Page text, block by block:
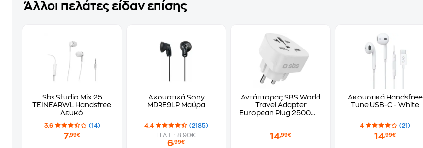
Άλλοι πελάτες είδαν επίσης
Sbs Studio Mix 25
TEINEARWL Handsfree
Λευκό
3.6 (14)
7,99€
Ακουστικά Sony
MDRE9LP Μαύρα
4.4
(2185)
Π.Λ.Τ. : 8.90€
6,99€
Αντάπτορας SBS World
Travel Adapter
European Plug 2500W -
14,99€
Ακουστικά Handsfree
Tune USB-C - White
4 (21)
14,99€